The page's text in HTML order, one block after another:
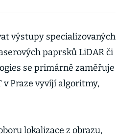
výstupy specializovaných
paprsků LiDAR či
se primárně zaměřuje
Praze vyvíjí algoritmy,
lokalizace z obrazu,